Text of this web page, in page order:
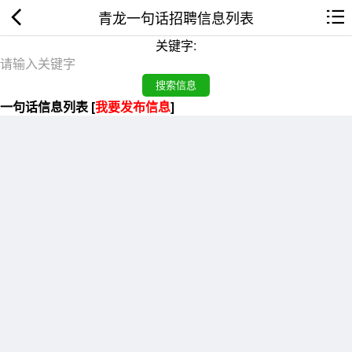
青龙一句话招聘信息列表
关键字:
一句话信息列表 [我要发布信息]